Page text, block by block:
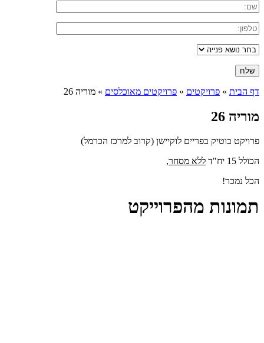
דף הבית » פרויקטים » פרויקטים מאוכלסים » מוריה 26
מוריה 26
פרויקט בוטיק בפריים לוקיישן (קרוב למרכז הכרמל)
הכולל 15 יח"ד
ללא מסחר,
הכל נמכר!
תמונות מהפרוייקט